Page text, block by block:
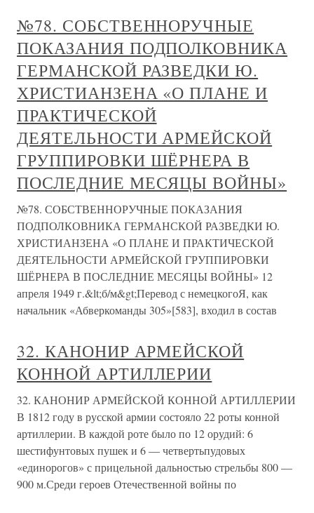
№78. СОБСТВЕННОРУЧНЫЕ
ПОКАЗАНИЯ ПОДПОЛКОВНИКА
ГЕРМАНСКОЙ РАЗВЕДКИ Ю.
ХРИСТИАНЗЕНА «О ПЛАНЕ И
ПРАКТИЧЕСКОЙ
ДЕЯТЕЛЬНОСТИ АРМЕЙСКОЙ
ГРУППИРОВКИ ШЁРНЕРА В
ПОСЛЕДНИЕ МЕСЯЦЫ ВОЙНЫ»
№78. СОБСТВЕННОРУЧНЫЕ ПОКАЗАНИЯ
ПОДПОЛКОВНИКА ГЕРМАНСКОЙ РАЗВЕДКИ Ю.
ХРИСТИАНЗЕНА «О ПЛАНЕ И ПРАКТИЧЕСКОЙ
ДЕЯТЕЛЬНОСТИ АРМЕЙСКОЙ ГРУППИРОВКИ
ШЁРНЕРА В ПОСЛЕДНИЕ МЕСЯЦЫ ВОЙНЫ» 12
апреля 1949 г.&lt;б/м&gt;Перевод с немецкогоЯ, как
начальник «Абверкоманды 305»[583], входил в состав
32. КАНОНИР АРМЕЙСКОЙ
КОННОЙ АРТИЛЛЕРИИ
32. КАНОНИР АРМЕЙСКОЙ КОННОЙ АРТИЛЛЕРИИ
В 1812 году в русской армии состояло 22 роты конной
артиллерии. В каждой роте было по 12 орудий: 6
шестифунтовых пушек и 6 — четвертьпудовых
«единорогов» с прицельной дальностью стрельбы 800 —
900 м.Среди героев Отечественной войны по